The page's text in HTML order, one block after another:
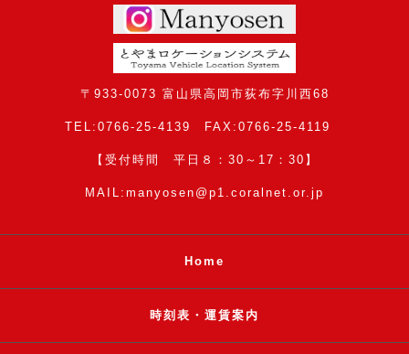
〒933-0073 富山県高岡市荻布字川西68
TEL:0766-25-4139 FAX:0766-25-4119
【受付時間 平日８：30～17：30】
MAIL:manyosen@p1.coralnet.or.jp
Home
時刻表・運賃案内